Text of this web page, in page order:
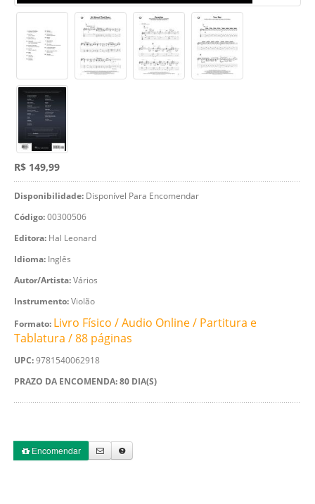
R$ 149,99
Disponibilidade: Disponível Para Encomendar
Código:00300506
Editora: Hal Leonard
Idioma: Inglês
Autor/Artista:Vários
Instrumento:Violão
Formato: Livro Físico / Audio Online / Partitura e
Tablatura / 88 páginas
UPC:9781540062918
PRAZO DA ENCOMENDA: 80 DIA(S)
Encomendar